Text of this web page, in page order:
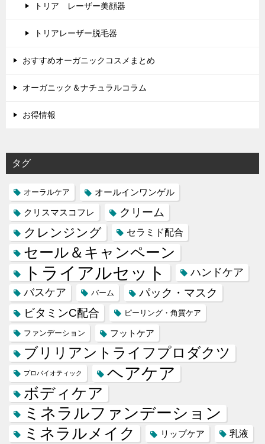
トリア レーザー美顔器
トリアレーザー脱毛器
おすすめオーガニックコスメまとめ
オーガニック＆ナチュラルコラム
お得情報
タグ
オーラルケア
オールインワンゲル
クリスマスコフレ
クリーム
クレンジング セラミド配合
セール＆キャンペーン
トライアルセット
ハンドケア
バスケア
バーム
パック・マスク
ビタミンC配合
ピーリング・角質ケア
ファンデーション フットケア
ブリリアントライフプロダクツ
プロバイオティック ヘアケア
ボディケア
ミネラルファンデーション
ミネラルメイク リップケア 乳液